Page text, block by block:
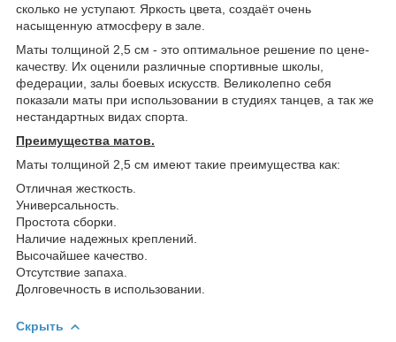
сколько не уступают. Яркость цвета, создаёт очень
насыщенную атмосферу в зале.
Маты толщиной 2,5 см - это оптимальное решение по цене-
качеству. Их оценили различные спортивные школы,
федерации, залы боевых искусств. Великолепно себя
показали маты при использовании в студиях танцев, а так же
нестандартных видах спорта.
Преимущества матов.
Маты толщиной 2,5 см имеют такие преимущества как:
Отличная жесткость.
Универсальность.
Простота сборки.
Наличие надежных креплений.
Высочайшее качество.
Отсутствие запаха.
Долговечность в использовании.
Скрыть